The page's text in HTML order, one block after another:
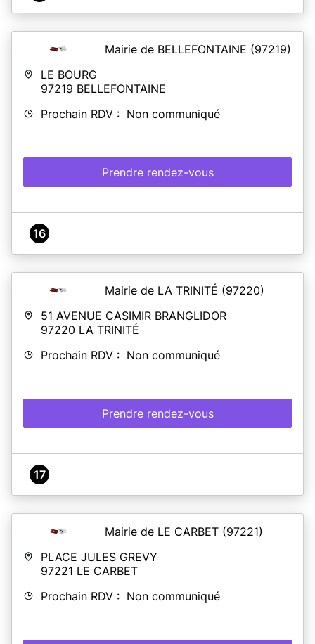
Mairie de BELLEFONTAINE (97219)
LE BOURG
97219 BELLEFONTAINE
Prochain RDV : Non communiqué
Prendre rendez-vous
16
Mairie de LA TRINITÉ (97220)
51 AVENUE CASIMIR BRANGLIDOR
97220 LA TRINITÉ
Prochain RDV : Non communiqué
Prendre rendez-vous
17
Mairie de LE CARBET (97221)
PLACE JULES GREVY
97221 LE CARBET
Prochain RDV : Non communiqué